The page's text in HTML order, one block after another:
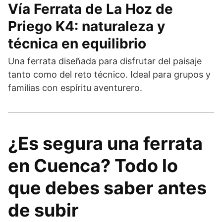
Vía Ferrata de La Hoz de
Priego K4: naturaleza y
técnica en equilibrio
Una ferrata diseñada para disfrutar del paisaje
tanto como del reto técnico. Ideal para grupos y
familias con espíritu aventurero.
¿Es segura una ferrata
en Cuenca? Todo lo
que debes saber antes
de subir